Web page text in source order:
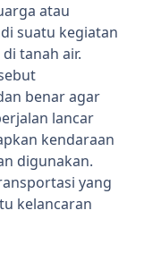
atau
suatu kegiatan
tanah air.
benar agar
lancar
kendaraan
digunakan.
yang
kelancaran